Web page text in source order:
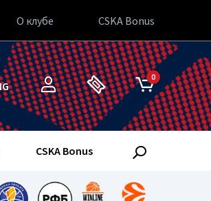
О клубе CSKA Bonus
0
CSKA Bonus